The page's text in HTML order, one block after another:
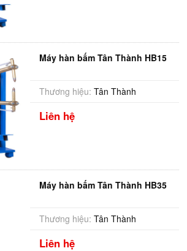
Máy hàn bấm Tân Thành HB15
Thương hiệu: Tân Thành
Liên hệ
Máy hàn bấm Tân Thành HB35
Thương hiệu: Tân Thành
Liên hệ